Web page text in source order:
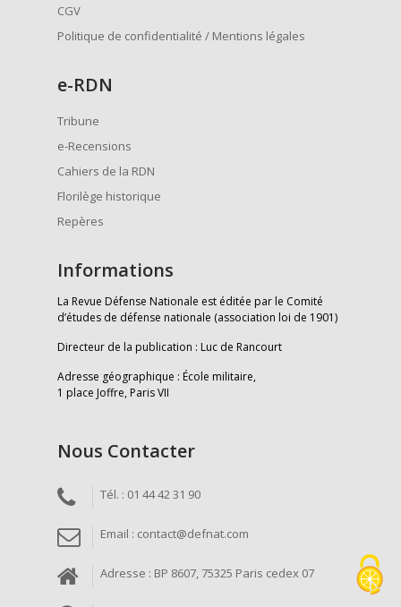
CGV
Politique de confidentialité / Mentions légales
e-RDN
Tribune
e-Recensions
Cahiers de la RDN
Florilège historique
Repères
Informations
La Revue Défense Nationale est éditée par le Comité
d’études de défense nationale (association loi de 1901)
Directeur de la publication : Luc de Rancourt
Adresse géographique : École militaire,
1 place Joffre, Paris VII
Nous Contacter
Tél. : 01 44 42 31 90
Email : contact@defnat.com
Adresse : BP 8607, 75325 Paris cedex 07